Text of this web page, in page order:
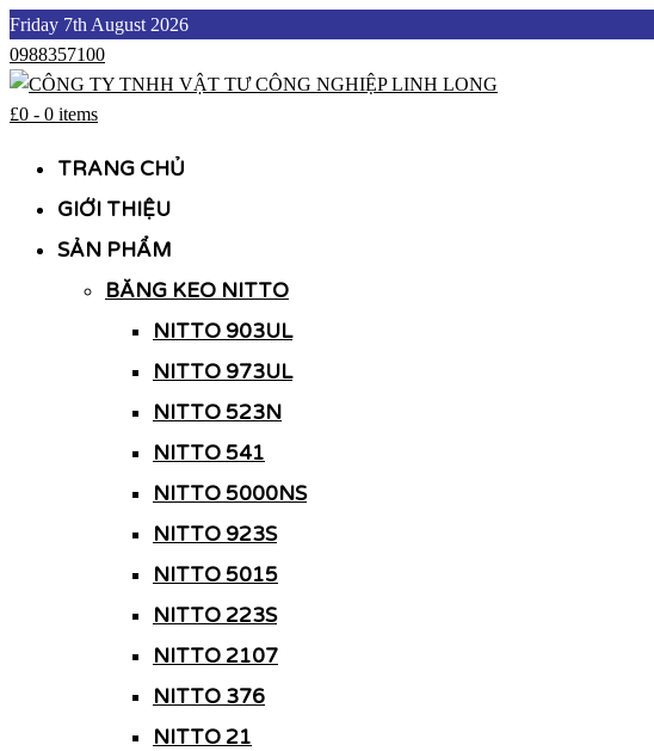
Skip
to
content
Friday 7th August 2026
0988357100
£0 - 0 items
TRANG CHỦ
GIỚI THIỆU
SẢN PHẨM
BĂNG KEO NITTO
NITTO 903UL
NITTO 973UL
NITTO 523N
NITTO 541
NITTO 5000NS
NITTO 923S
NITTO 5015
NITTO 223S
NITTO 2107
NITTO 376
NITTO 21